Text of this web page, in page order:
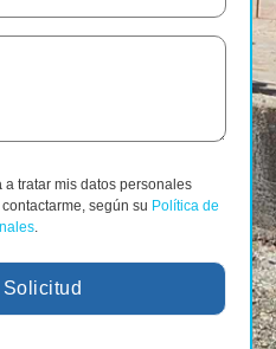
a tratar mis datos personales
según su Política de